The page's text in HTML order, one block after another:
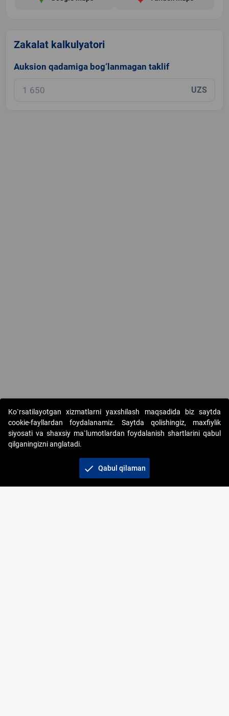
Zakalat kalkulyatori
Auksion qadamiga bog‘lanmagan taklif
UZS
Copyright © 2017-2026. "Elektron onlayn-auksionlarni
tashkil etish" AJ. Barcha huquqlar himoyalangan
Ko`rsatilayotgan xizmatlarni yaxshilash maqsadida biz saytda
cookie-fayllardan foydalanamiz. Saytda qolishingiz, maxfiylik
siyosati va shaxsiy ma`lumotlardan foydalanish shartlarini qabul
qilganingizni anglatadi.
check Qabul qilaman